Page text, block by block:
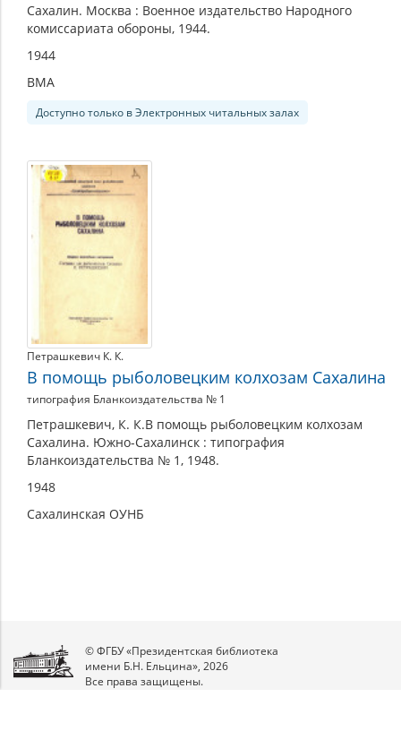
Сахалин. Москва : Военное издательство Народного
комиссариата обороны, 1944.
1944
ВМА
Доступно только в Электронных читальных залах
Петрашкевич К. К.
В помощь рыболовецким колхозам Сахалина
типография Бланкоиздательства № 1
Петрашкевич, К. К.В помощь рыболовецким колхозам
Сахалина. Южно-Сахалинск : типография
Бланкоиздательства № 1, 1948.
1948
Сахалинская ОУНБ
© ФГБУ «Президентская библиотека
имени Б.Н. Ельцина», 2026
Все права защищены.